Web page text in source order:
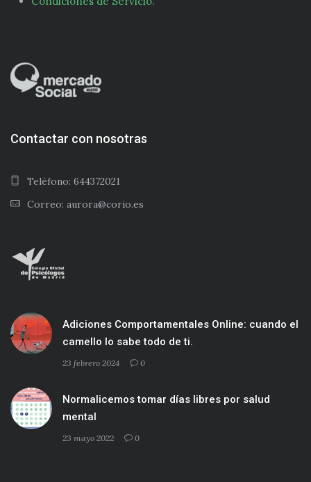
Contactar con nosotras
Teléfono: 644372021
Correo: aurora@corio.es
Adiciones Comportamentales Online: cuando el
camello lo sabe todo de ti.
23 febrero 2024 0
Normalicemos tomar días libres por salud
mental
23 mayo 2022 0